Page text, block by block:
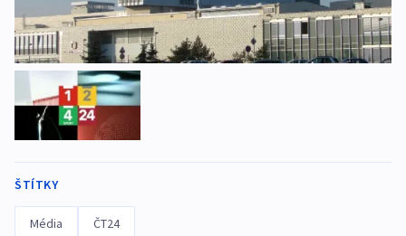
ŠTÍTKY
Média ČT24